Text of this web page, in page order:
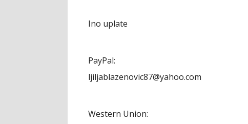
Ino uplate
PayPal:
ljiljablazenovic87@yahoo.com
Western Union: